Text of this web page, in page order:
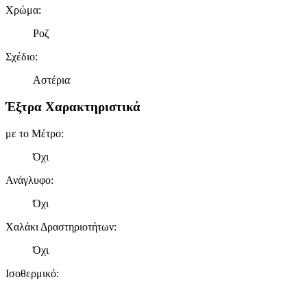
Χρώμα:
Ροζ
Σχέδιο:
Αστέρια
Έξτρα Χαρακτηριστικά
με το Μέτρο:
Όχι
Ανάγλυφο:
Όχι
Χαλάκι Δραστηριοτήτων:
Όχι
Ισοθερμικό: